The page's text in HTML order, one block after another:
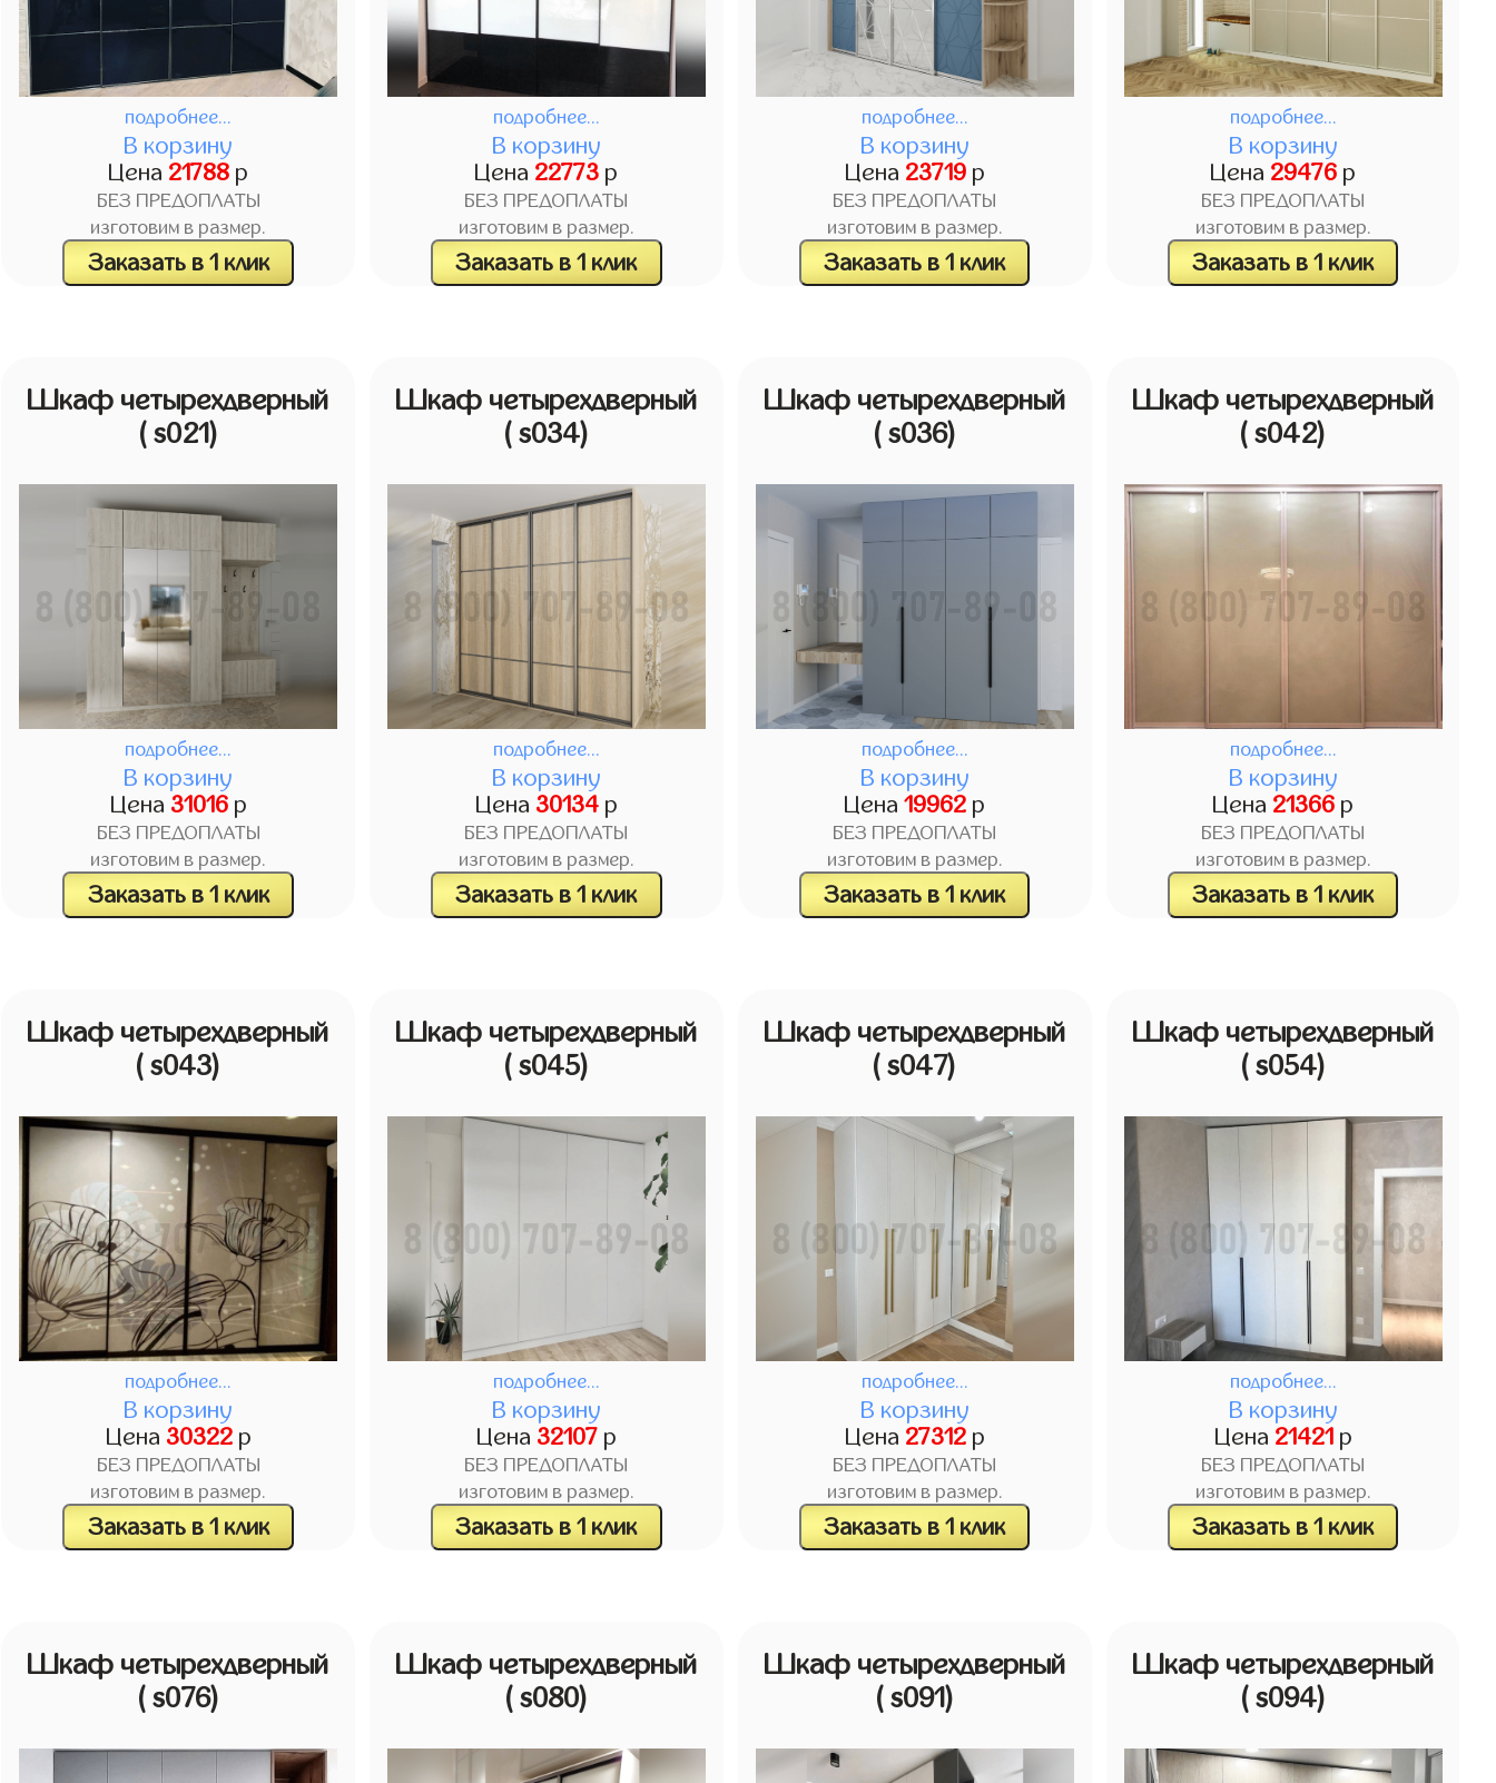
подробнее...
В корзину
Цена 21788 р
БЕЗ ПРЕДОПЛАТЫ
изготовим в размер.
Заказать в 1 клик
подробнее...
В корзину
Цена 22773 р
БЕЗ ПРЕДОПЛАТЫ
изготовим в размер.
Заказать в 1 клик
подробнее...
В корзину
Цена 23719р
БЕЗ ПРЕДОПЛАТЫ
изготовим в размер.
Заказать в 1 клик
подробнее...
В корзину
Цена 29476 р
БЕЗ ПРЕДОПЛАТЫ
изготовим в размер.
Заказать в 1 клик
Шкаф четырехдверный
( s021)
подробнее...
В корзину
Цена 31016р
БЕЗ ПРЕДОПЛАТЫ
изготовим в размер.
Заказать в 1 клик
Шкаф четырехдверный
( s034)
подробнее...
В корзину
Цена 30134р
БЕЗ ПРЕДОПЛАТЫ
изготовим в размер.
Заказать в 1 клик
Шкаф четырехдверный
( s036)
подробнее...
В корзину
Цена19962 р
БЕЗ ПРЕДОПЛАТЫ
изготовим в размер.
Заказать в 1 клик
Шкаф четырехдверный
( s042)
подробнее...
В корзину
Цена 21366 р
БЕЗ ПРЕДОПЛАТЫ
изготовим в размер.
Заказать в 1 клик
Шкаф четырехдверный
( s043)
подробнее...
В корзину
Цена 30322р
БЕЗ ПРЕДОПЛАТЫ
изготовим в размер.
Заказать в 1 клик
Шкаф четырехдверный
( s045)
подробнее...
В корзину
Цена 32107р
БЕЗ ПРЕДОПЛАТЫ
изготовим в размер.
Заказать в 1 клик
Шкаф четырехдверный
( s047)
подробнее...
В корзину
Цена 27312р
БЕЗ ПРЕДОПЛАТЫ
изготовим в размер.
Заказать в 1 клик
Шкаф четырехдверный
( s054)
подробнее...
В корзину
Цена 21421 р
БЕЗ ПРЕДОПЛАТЫ
изготовим в размер.
Заказать в 1 клик
Шкаф четырехдверный
( s076)
Шкаф четырехдверный
( s080)
Шкаф четырехдверный
( s091)
Шкаф четырехдверный
( s094)